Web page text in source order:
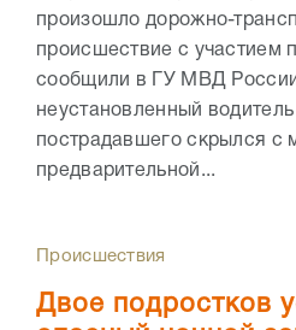
произошло дорожно-
происшествие с участием
сообщили в ГУ МВД России
неустановленный
пострадавшего скрылся с
предварительной...
Происшествия
Двое подростков